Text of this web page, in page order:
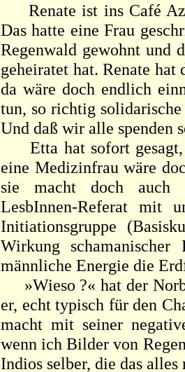
Renate ist ins Café
Das hatte eine Frau
Regenwald gewohnt und
geheiratet hat. Renate hat
da wäre doch endlich
tun, so richtig
Und daß wir alle spenden
Etta hat sofort gesagt,
eine Medizinfrau wäre
sie macht doch auch
LesbInnen-Referat mit
Initiationsgruppe
Wirkung
männliche Energie die
»Wieso ?« hat der
er, echt typisch für den
macht mit seiner
wenn ich Bilder von
Indios selber, die das